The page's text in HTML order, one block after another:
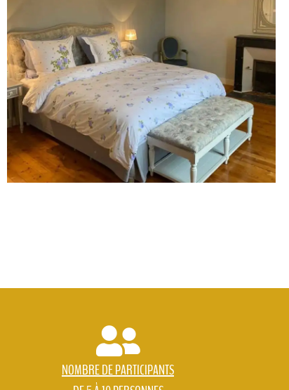
NOMBRE DE PARTICIPANTS